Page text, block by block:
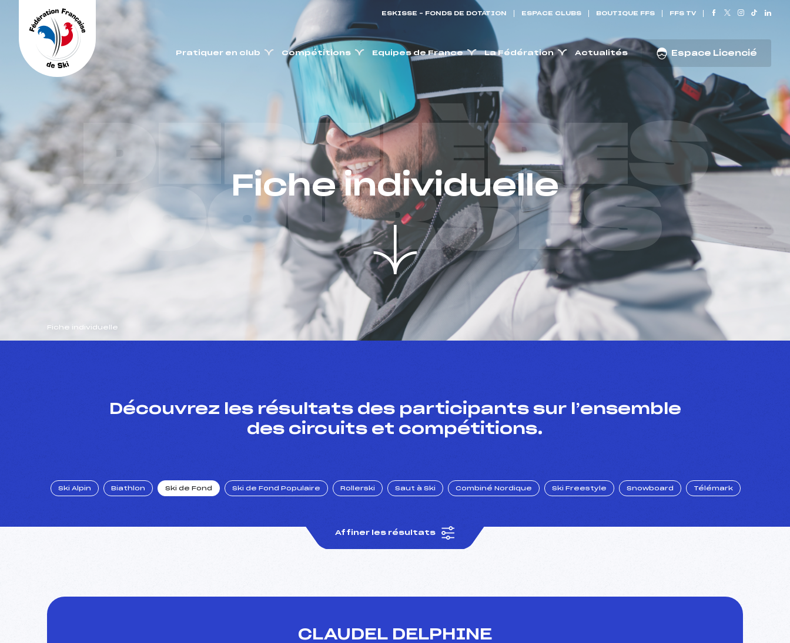
ESKISSE – FONDS DE DOTATION ESPACE CLUBS BOUTIQUE FFS FFS TV
Pratiquer en club Compétitions Equipes de France La Fédération Actualités Espace Licencié
DERNIÈRES
COURSES
Fiche individuelle
Fiche individuelle
Découvrez les résultats des participants sur l’ensemble
des circuits et compétitions.
Ski Alpin Biathlon Ski de Fond Ski de Fond Populaire Rollerski Saut à Ski Combiné Nordique Ski Freestyle Snowboard Télémark
Affiner les résultats
CLAUDEL DELPHINE